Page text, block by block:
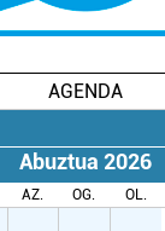
AGENDA
Abuztua 2026
AZ. OG. OL.